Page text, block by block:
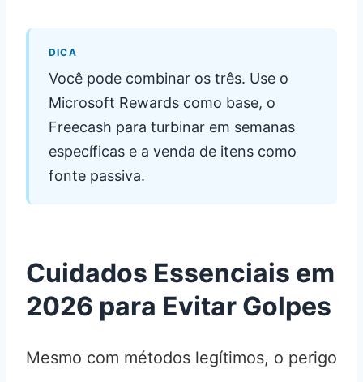
DICA
Você pode combinar os três. Use o
Microsoft Rewards como base, o
Freecash para turbinar em semanas
específicas e a venda de itens como
fonte passiva.
Cuidados Essenciais em
2026 para Evitar Golpes
Mesmo com métodos legítimos, o perigo